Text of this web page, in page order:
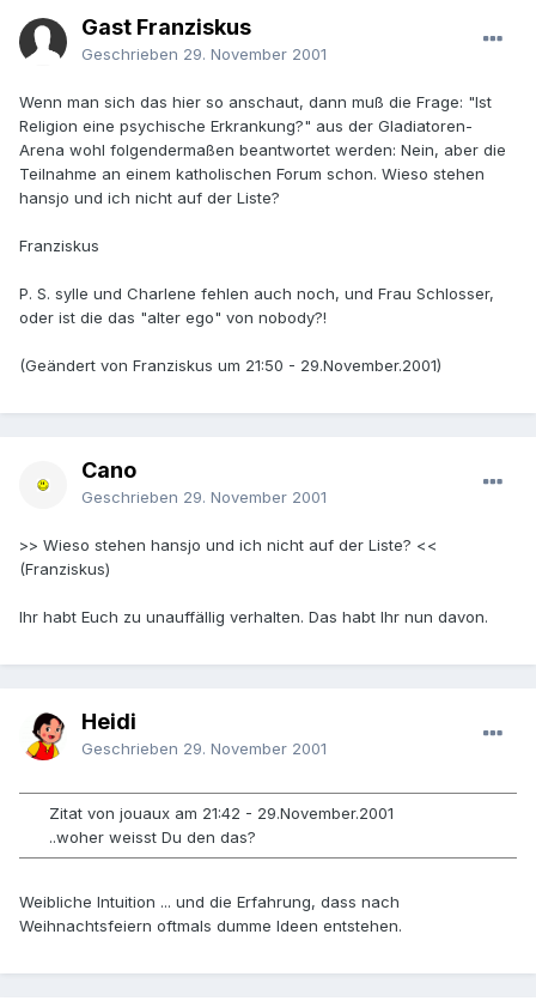
Gast Franziskus
Geschrieben 29. November 2001
Wenn man sich das hier so anschaut, dann muß die Frage: "Ist
Religion eine psychische Erkrankung?" aus der Gladiatoren-
Arena wohl folgendermaßen beantwortet werden: Nein, aber die
Teilnahme an einem katholischen Forum schon. Wieso stehen
hansjo und ich nicht auf der Liste?
Franziskus
P. S. sylle und Charlene fehlen auch noch, und Frau Schlosser,
oder ist die das "alter ego" von nobody?!
(Geändert von Franziskus um 21:50 - 29.November.2001)
Cano
Geschrieben 29. November 2001
>> Wieso stehen hansjo und ich nicht auf der Liste? <<
(Franziskus)
Ihr habt Euch zu unauffällig verhalten. Das habt Ihr nun davon.
Heidi
Geschrieben 29. November 2001
Zitat von jouaux am 21:42 - 29.November.2001
..woher weisst Du den das?
Weibliche Intuition ... und die Erfahrung, dass nach
Weihnachtsfeiern oftmals dumme Ideen entstehen.